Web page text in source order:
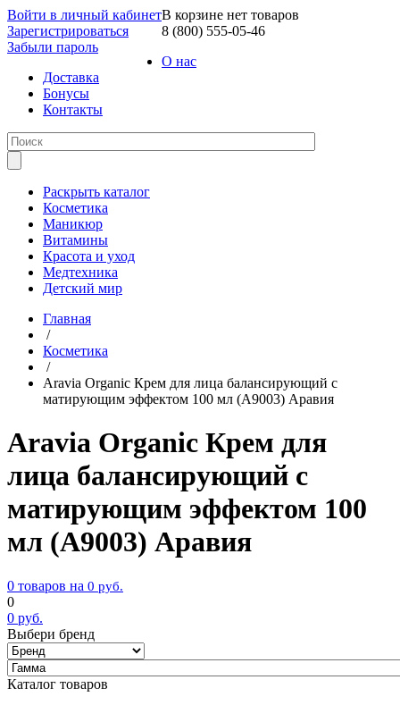
Войти в личный кабинет
Зарегистрироваться
Забыли пароль
В корзине нет товаров
8 (800) 555-05-46
О нас
Доставка
Бонусы
Контакты
Раскрыть каталог
Косметика
Маникюр
Витамины
Красота и уход
Медтехника
Детский мир
Главная
/
Косметика
/
Aravia Organic Крем для лица балансирующий с
матирующим эффектом 100 мл (А9003) Аравия
Aravia Organic Крем для
лица балансирующий с
матирующим эффектом 100
мл (А9003) Аравия
0 товаров на 0 руб.
0
0 руб.
Выбери бренд
Каталог товаров